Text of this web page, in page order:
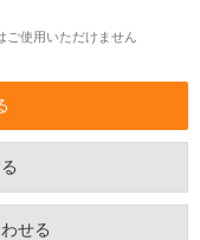
ご使用いただけません
せる